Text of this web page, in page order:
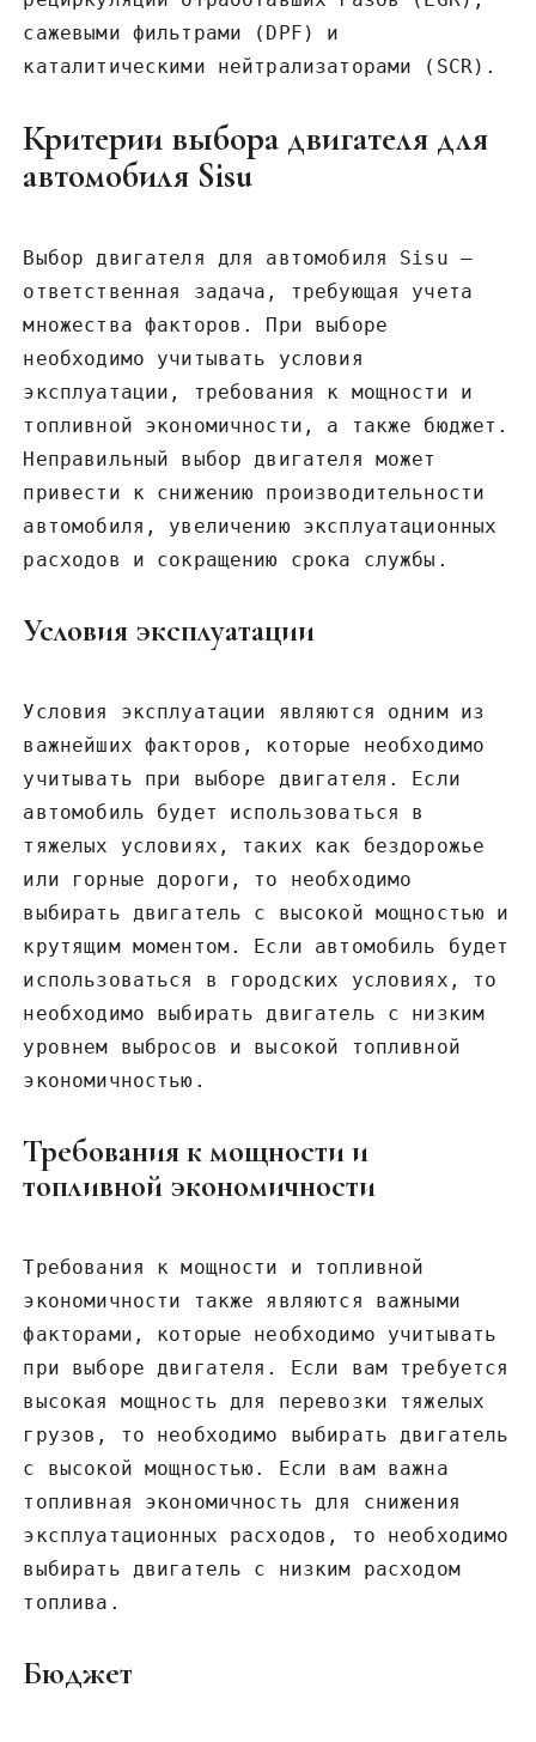
сажевыми фильтрами (DPF) и
каталитическими нейтрализаторами (SCR).
Критерии выбора двигателя для
автомобиля Sisu
Выбор двигателя для автомобиля Sisu –
ответственная задача‚ требующая учета
множества факторов. При выборе
необходимо учитывать условия
эксплуатации‚ требования к мощности и
топливной экономичности‚ а также бюджет.
Неправильный выбор двигателя может
привести к снижению производительности
автомобиля‚ увеличению эксплуатационных
расходов и сокращению срока службы.
Условия эксплуатации
Условия эксплуатации являются одним из
важнейших факторов‚ которые необходимо
учитывать при выборе двигателя. Если
автомобиль будет использоваться в
тяжелых условиях‚ таких как бездорожье
или горные дороги‚ то необходимо
выбирать двигатель с высокой мощностью и
крутящим моментом. Если автомобиль будет
использоваться в городских условиях‚ то
необходимо выбирать двигатель с низким
уровнем выбросов и высокой топливной
экономичностью.
Требования к мощности и
топливной экономичности
Требования к мощности и топливной
экономичности также являются важными
факторами‚ которые необходимо учитывать
при выборе двигателя. Если вам требуется
высокая мощность для перевозки тяжелых
грузов‚ то необходимо выбирать двигатель
с высокой мощностью. Если вам важна
топливная экономичность для снижения
эксплуатационных расходов‚ то необходимо
выбирать двигатель с низким расходом
топлива.
Бюджет